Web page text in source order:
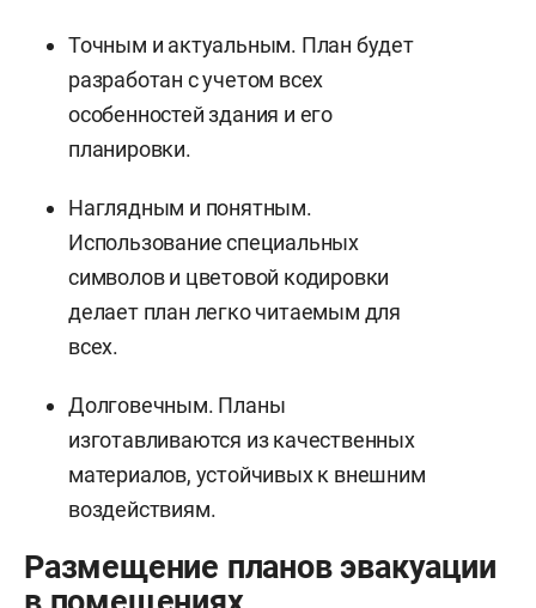
Точным и актуальным. План будет
разработан с учетом всех
особенностей здания и его
планировки.
Наглядным и понятным.
Использование специальных
символов и цветовой кодировки
делает план легко читаемым для
всех.
Долговечным. Планы
изготавливаются из качественных
материалов, устойчивых к внешним
воздействиям.
Размещение планов эвакуации